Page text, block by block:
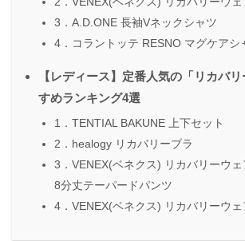
3．A.D.ONE 長袖Vネックシャツ
4．コラントッテ RESNO マグケアシ
【レディース】定番人気の「リカバ
すめランキング4選
1．TENTIAL BAKUNE 上下セット
2．healogy リカバリーブラ
3．VENEX(ベネクス) リカバリーウ
8分丈テーパードパンツ
4．VENEX(ベネクス) リカバリーウ